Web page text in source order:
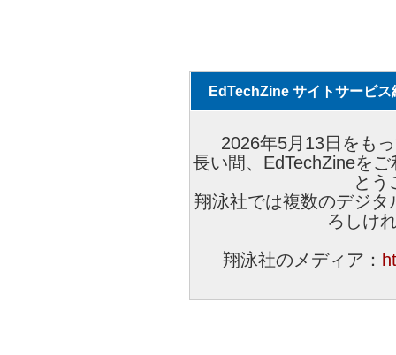
EdTechZine サイトサービス
2026年5月13日をも
長い間、EdTechZineを
とう
翔泳社では複数のデジ
ろしけ
翔泳社のメディア：